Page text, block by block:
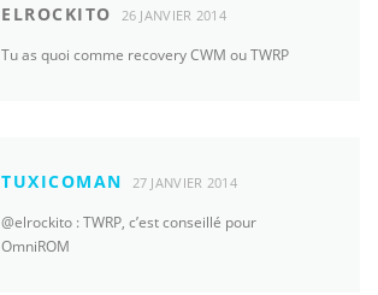
ELROCKITO 26 JANVIER 2014
Tu as quoi comme recovery CWM ou TWRP
TUXICOMAN 27 JANVIER 2014
@elrockito : TWRP, c’est conseillé pour
OmniROM